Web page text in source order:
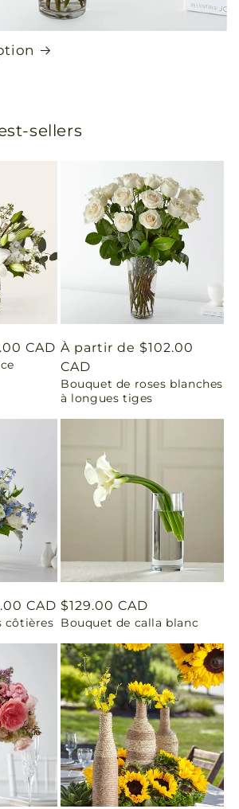
sellers
CAD Prix
habituel
À partir de $102.00
CAD
Bouquet de roses blanches
à longues tiges
CAD
côtières
Prix
habituel
$129.00 CAD
Bouquet de calla blanc